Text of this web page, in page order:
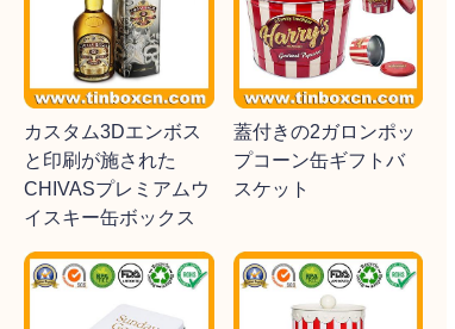
カスタム3Dエンボス
と印刷が施された
CHIVASプレミアムウ
イスキー缶ボックス
蓋付きの2ガロンポッ
プコーン缶ギフトバ
スケット